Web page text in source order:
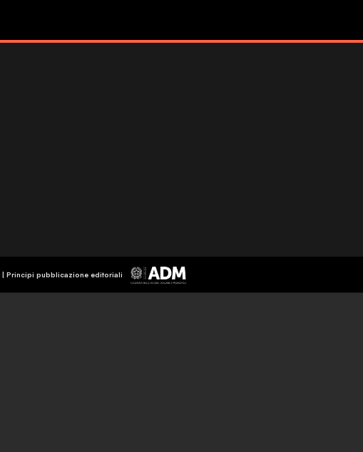
| Principi pubblicazione editoriali